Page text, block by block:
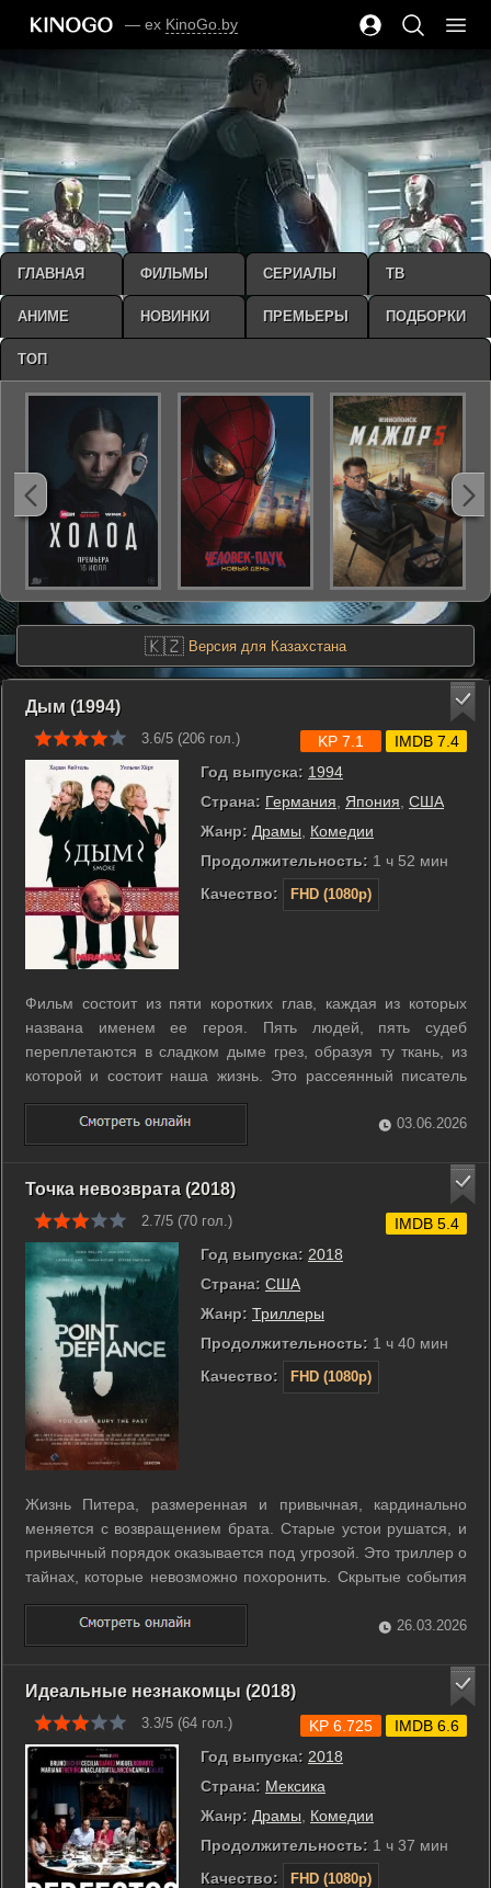
— ex KinoGo.by
🇰🇿 Версия для Казахстана
Дым (1994)
3.6/5 (206 гол.)
Год выпуска: 1994
Страна: Германия Япония США
Жанр: Драмы
Комедии
Продолжительность: 1 ч 52 мин
Качество:
FHD (1080p)
KP 7.1 IMDB 7.4
Фильм состоит из пяти коротких глав, каждая из которых
названа именем ее героя. Пять людей, пять судеб
переплетаются в сладком дыме грез, образуя ту ткань, из
которой и состоит наша жизнь. Это рассеянный писатель
Пол, потерявший жену. Он часто заходит за сигарами к Огги,
имеющему странную привычку фотографировать угол
Третьей улицы и Седьмой ...
03.06.2026
Точка невозврата (2018)
2.7/5 (70 гол.)
Год выпуска: 2018
Страна: США
Жанр: Триллеры
Продолжительность: 1 ч 40 мин
Качество:
FHD (1080p)
IMDB 5.4
Жизнь Питера, размеренная и привычная, кардинально
меняется с возвращением брата. Старые устои рушатся, и
привычный порядок оказывается под угрозой. Это триллер о
тайнах, которые невозможно похоронить. Скрытые события
прошлого начинают предъявлять свои требования к
настоящему. ...
26.03.2026
Идеальные незнакомцы (2018)
3.3/5 (64 гол.)
Год выпуска: 2018
Страна: Мексика
Жанр: Драмы
Комедии
Продолжительность: 1 ч 37 мин
Качество:
FHD (1080p)
KP 6.725 IMDB 6.6
ГЛАВНАЯ ФИЛЬМЫ СЕРИАЛЫ ТВ
АНИМЕ НОВИНКИ ПРЕМЬЕРЫ ПОДБОРКИ
ТОП